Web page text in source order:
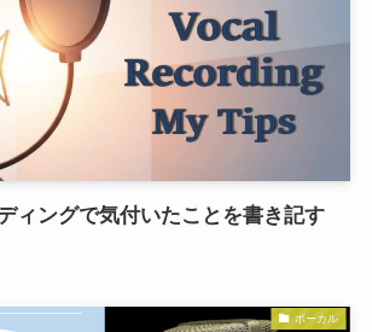
ィングで気付いたことを書き記す
ボーカル